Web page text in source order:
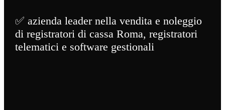
✅ azienda leader nella vendita e noleggio
di registratori di cassa Roma, registratori
telematici e software gestionali